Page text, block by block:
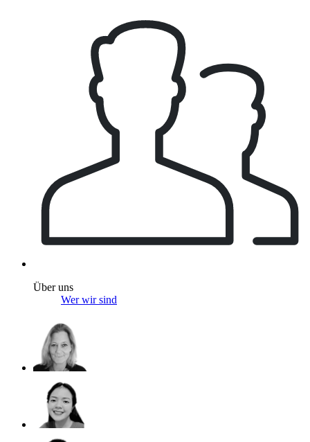
Über uns
Wer wir sind